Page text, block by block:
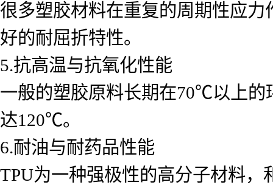
很多塑胶材料在重复的周期性应
好的耐屈折特性。
5.抗高温与抗氧化性能
一般的塑胶原料长期在70℃以上的
达120℃。
6.耐油与耐药品性能
TPU为一种强极性的高分子材料